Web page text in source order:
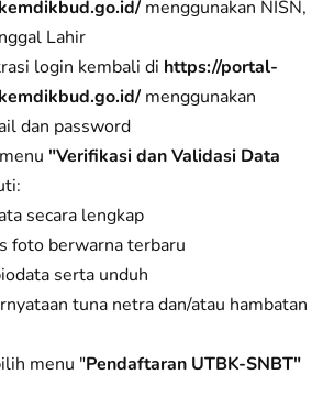
menggunakan NISN,
Lahir
login kembali di https://portal-
menggunakan
dan password
"Verifikasi dan Validasi Data
secara lengkap
foto berwarna terbaru
serta unduh
tuna netra dan/atau hambatan
menu "Pendaftaran UTBK-SNBT"